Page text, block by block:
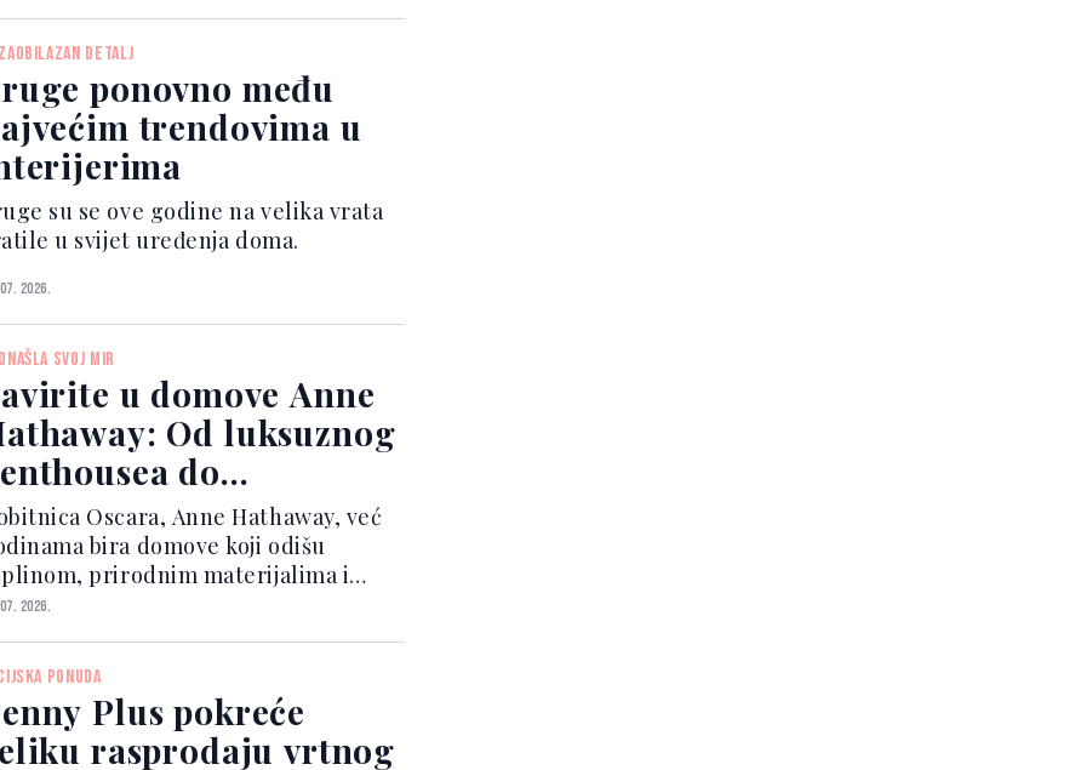
DETALJ
ponovno među
trendovima u
su se ove godine na velika vrata
u svijet uređenja doma.
2026.
SVOJ MIR
u domove Anne
Od luksuznog
do
kuće u
Oscara, Anne Hathaway, već
bira domove koji odišu
prirodnim materijalima i
stilom.
2026.
PONUDA
Plus pokreće
rasprodaju vrtnog